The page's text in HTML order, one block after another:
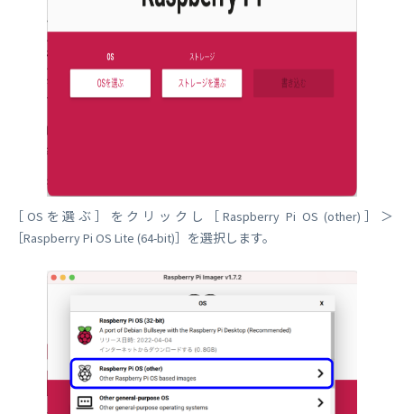
［OSを選ぶ］をクリックし［Raspberry Pi OS (other)］＞
［Raspberry Pi OS Lite (64-bit)］を選択します。